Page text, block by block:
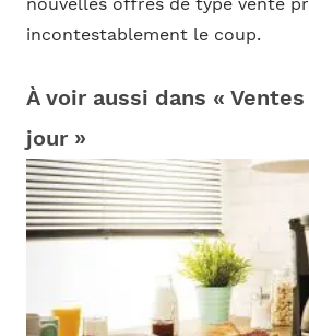
nouvelles offres de type vente
incontestablement le coup.
À voir aussi dans «
jour »